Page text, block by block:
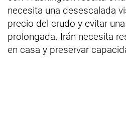
necesita una desescalada
precio del crudo y evitar
prolongada. Irán necesita
en casa y preservar